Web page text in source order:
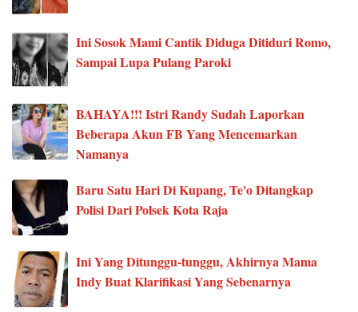
Ini Sosok Mami Cantik Diduga Ditiduri Romo,
Sampai Lupa Pulang Paroki
BAHAYA!!! Istri Randy Sudah Laporkan
Beberapa Akun FB Yang Mencemarkan
Namanya
Baru Satu Hari Di Kupang, Te'o Ditangkap
Polisi Dari Polsek Kota Raja
Ini Yang Ditunggu-tunggu, Akhirnya Mama
Indy Buat Klarifikasi Yang Sebenarnya